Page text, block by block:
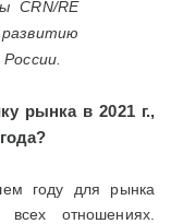
CRN/RE
развитию
рынка в 2021 г.,
году для рынка
отношениях.